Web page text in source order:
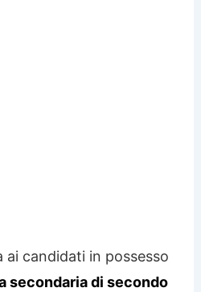
ai candidati in possesso
secondaria di secondo